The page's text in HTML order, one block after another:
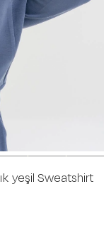
yeşil Sweatshirt